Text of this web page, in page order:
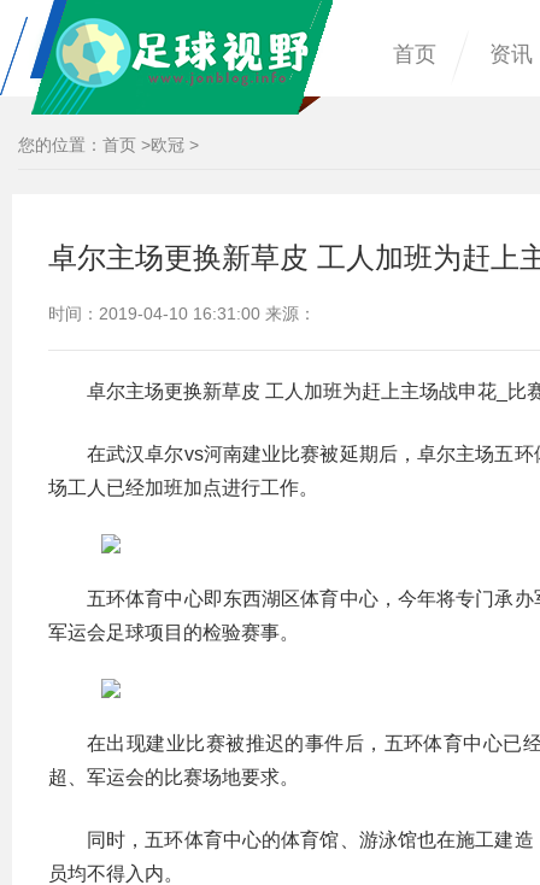
首页 资讯
您的位置： 首页 >欧冠 >
卓尔主场更换新草皮 工人加班为赶上
时间：2019-04-10 16:31:00 来源：
卓尔主场更换新草皮 工人加班为赶上主场战申花_比
在武汉卓尔vs河南建业比赛被延期后，卓尔主场五
场工人已经加班加点进行工作。
五环体育中心即东西湖区体育中心，今年将专门承
军运会足球项目的检验赛事。
在出现建业比赛被推迟的事件后，五环体育中心已
超、军运会的比赛场地要求。
同时，五环体育中心的体育馆、游泳馆也在施工建
员均不得入内。